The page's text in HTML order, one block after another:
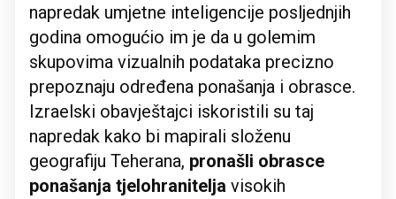
napredak umjetne inteligencije posljednjih
godina omogućio im je da u golemim
skupovima vizualnih podataka precizno
prepoznaju određena ponašanja i obrasce.
Izraelski obavještajci iskoristili su taj
napredak kako bi mapirali složenu
geografiju Teherana, pronašli obrasce
ponašanja tjelohranitelja visokih